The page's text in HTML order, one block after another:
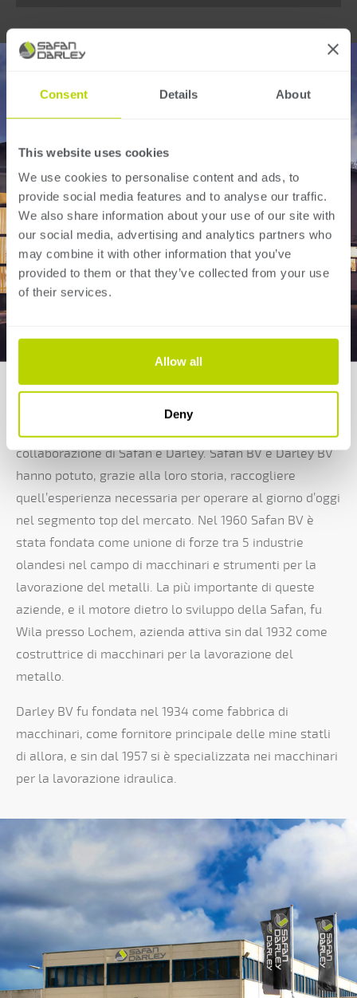
Consent Details About
This website uses cookies
We use cookies to personalise content and ads, to
provide social media features and to analyse our traffic.
We also share information about your use of our site with
our social media, advertising and analytics partners who
may combine it with other information that you’ve
provided to them or that they’ve collected from your use
of their services.
Allow all
Deny
Storia
La marca SafanDarley è nata nel 2012 dalla
collaborazione di Safan e Darley. Safan BV e Darley BV
hanno potuto, grazie alla loro storia, raccogliere
quell’esperienza necessaria per operare al giorno d’oggi
nel segmento top del mercato. Nel 1960 Safan BV è
stata fondata come unione di forze tra 5 industrie
olandesi nel campo di macchinari e strumenti per la
lavorazione del metalli. La più importante di queste
aziende, e il motore dietro lo sviluppo della Safan, fu
Wila presso Lochem, azienda attiva sin dal 1932 come
costruttrice di macchinari per la lavorazione del
metallo.
Darley BV fu fondata nel 1934 come fabbrica di
macchinari, come fornitore principale delle mine statli
di allora, e sin dal 1957 si è specializzata nei macchinari
per la lavorazione idraulica.